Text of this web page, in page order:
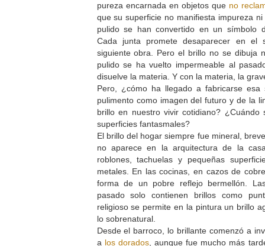
pureza encarnada en objetos que no
que su superficie no manifiesta impureza
pulido se han convertido en un símbolo
Cada junta promete desaparecer en el
siguiente obra. Pero el brillo no se dibuja
pulido se ha vuelto impermeable al
disuelve la materia. Y con la materia, la
Pero, ¿cómo ha llegado a fabricarse
pulimento como imagen del futuro y de la
brillo en nuestro vivir cotidiano?
superficies fantasmales?
El brillo del hogar siempre fue mineral,
no aparece en la arquitectura de la
roblones, tachuelas y pequeñas
metales. En las cocinas, en cazos de
forma de un pobre reflejo bermellón.
pasado solo contienen brillos como
religioso se permite en la pintura un brillo
lo sobrenatural.
Desde el barroco, lo brillante comenzó a
a los dorados, aunque fue mucho más